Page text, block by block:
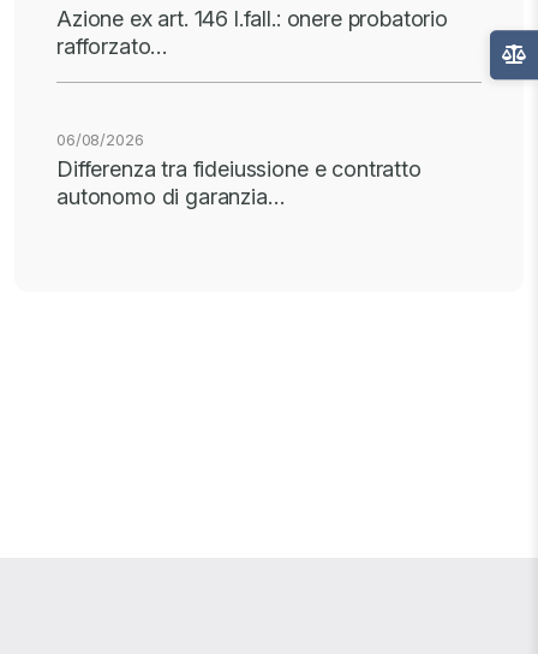
Azione ex art. 146 l.fall.: onere probatorio
rafforzato…
06/08/2026
Differenza tra fideiussione e contratto
autonomo di garanzia…